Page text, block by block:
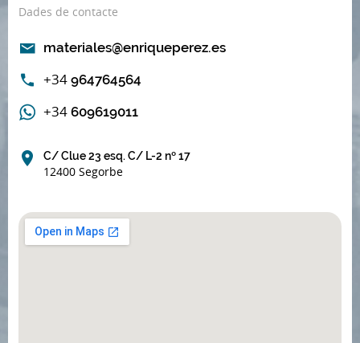
Dades de contacte
materiales@enriqueperez.es
+34 964764564
+34 609619011
C/ Clue 23 esq. C/ L-2 nº 17
12400 Segorbe